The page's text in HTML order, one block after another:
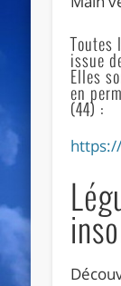
Toutes
issue
Elles
en
(44) :